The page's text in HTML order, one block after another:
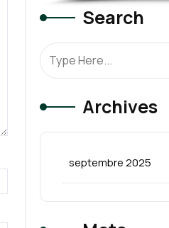
Search
Archives
septembre 2025